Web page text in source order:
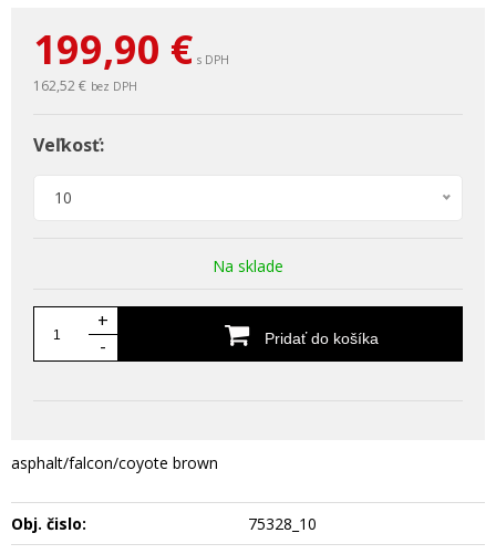
199,90 € s DPH
162,52 € bez DPH
Veľkosť:
10
Na sklade
+
-
Pridať do košíka
asphalt/falcon/coyote brown
Obj. čislo:
75328_10